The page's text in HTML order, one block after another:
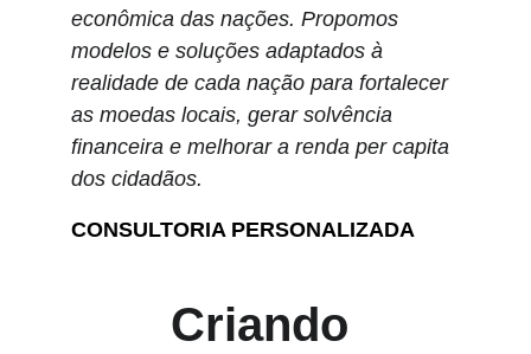
econômica das nações. Propomos
modelos e soluções adaptados à
realidade de cada nação para fortalecer
as moedas locais, gerar solvência
financeira e melhorar a renda per capita
dos cidadãos.
CONSULTORIA PERSONALIZADA
Criando